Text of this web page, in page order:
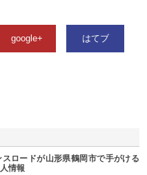
google+ はてブ
ロードが山形県鶴岡市で手がける
情報